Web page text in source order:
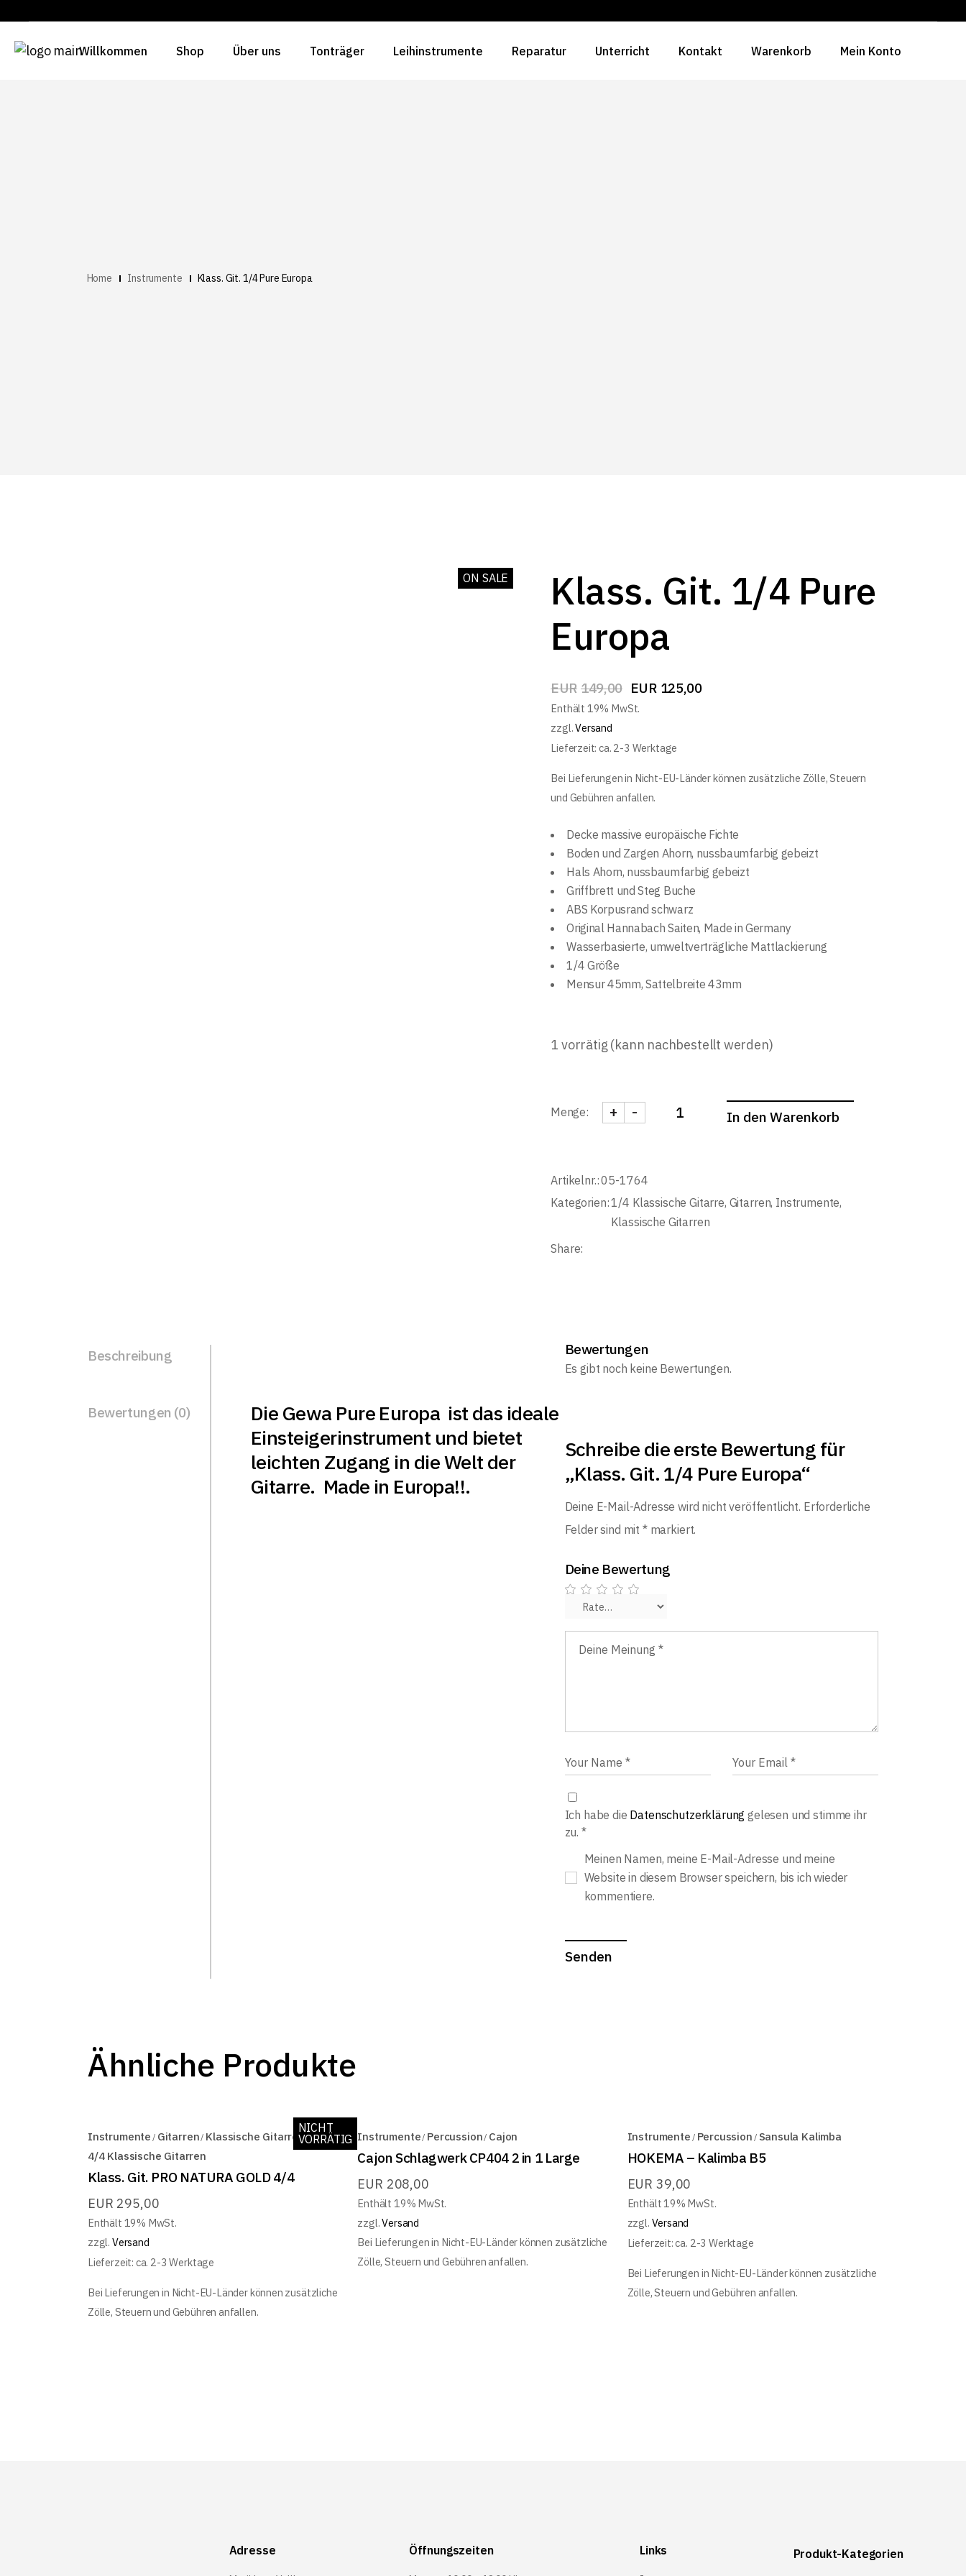
Willkommen Shop Über uns Tonträger Leihinstrumente Reparatur Unterricht Kontakt Warenkorb Mein Konto
Home Instrumente Klass. Git. 1/4 Pure Europa
ON SALE
Klass. Git. 1/4 Pure
Europa
EUR 149,00 EUR 125,00
Enthält 19% MwSt.
zzgl.Versand
Lieferzeit: ca. 2-3 Werktage
Bei Lieferungen in Nicht-EU-Länder können zusätzliche Zölle, Steuern
und Gebühren anfallen.
Decke massive europäische Fichte
Boden und Zargen Ahorn, nussbaumfarbig gebeizt
Hals Ahorn, nussbaumfarbig gebeizt
Griffbrett und Steg Buche
ABS Korpusrand schwarz
Original Hannabach Saiten, Made in Germany
Wasserbasierte, umweltverträgliche Mattlackierung
1/4 Größe
Mensur 45mm, Sattelbreite 43mm
1 vorrätig (kann nachbestellt werden)
Menge: Klass. Git. 1/4 Pure Europa quantity
-
+ In den Warenkorb
Artikelnr.:05-1764
Kategorien:1/4 Klassische Gitarre, Gitarren, Instrumente,
Klassische Gitarren
Share:
Beschreibung
Bewertungen (0)
Die Gewa Pure Europa ist das ideale
Einsteigerinstrument und bietet
leichten Zugang in die Welt der
Gitarre. Made in Europa!!.
Bewertungen
Es gibt noch keine Bewertungen.
Schreibe die erste Bewertung für
„Klass. Git. 1/4 Pure Europa“
Deine E-Mail-Adresse wird nicht veröffentlicht. Erforderliche
Felder sind mit *markiert.
Deine Bewertung
Ich habe die Datenschutzerklärung gelesen und stimme ihr
zu. *
Meinen Namen, meine E-Mail-Adresse und meine
Website in diesem Browser speichern, bis ich wieder
kommentiere.
Senden
Ähnliche Produkte
Instrumente Gitarren Klassische Gitarren
4/4 Klassische Gitarren
Klass. Git. PRO NATURA GOLD 4/4
EUR 295,00
Enthält 19% MwSt.
zzgl. Versand
Lieferzeit: ca. 2-3 Werktage
Bei Lieferungen in Nicht-EU-Länder können zusätzliche
Zölle, Steuern und Gebühren anfallen.
NICHT
VORRÄTIG Instrumente Percussion Cajon
Cajon Schlagwerk CP404 2 in 1 Large
EUR 208,00
Enthält 19% MwSt.
zzgl.Versand
Bei Lieferungen in Nicht-EU-Länder können zusätzliche
Zölle, Steuern und Gebühren anfallen.
Instrumente Percussion Sansula Kalimba
HOKEMA – Kalimba B5
EUR 39,00
Enthält 19% MwSt.
zzgl. Versand
Lieferzeit: ca. 2-3 Werktage
Bei Lieferungen in Nicht-EU-Länder können zusätzliche
Zölle, Steuern und Gebühren anfallen.
Adresse Öffnungszeiten Links Produkt-Kategorien